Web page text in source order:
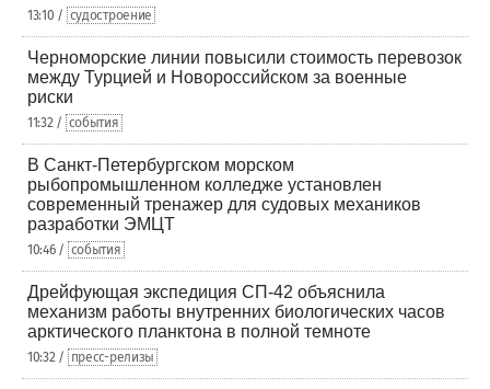
13:10 / судостроение
Черноморские линии повысили стоимость перевозок
между Турцией и Новороссийском за военные
риски
11:32 / события
В Санкт-Петербургском морском
рыбопромышленном колледже установлен
современный тренажер для судовых механиков
разработки ЭМЦТ
10:46 / события
Дрейфующая экспедиция СП-42 объяснила
механизм работы внутренних биологических часов
арктического планктона в полной темноте
10:32 / пресс-релизы